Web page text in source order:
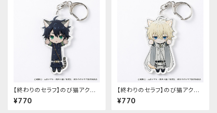
【終わりのセラフ】のび猫アクリ
ルキーホルダー（百夜優一郎）
¥770
【終わりのセラフ】のび猫アクリ
ルキーホルダー（百夜ミカエラ）
¥770